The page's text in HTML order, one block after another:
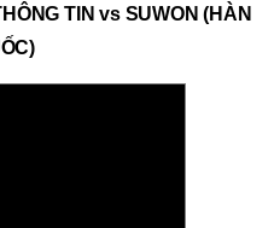
TIN vs SUWON (HÀN